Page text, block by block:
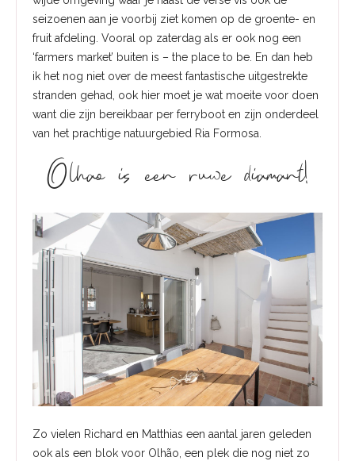
seizoenen aan je voorbij ziet komen op de groente- en
fruit afdeling. Vooral op zaterdag als er ook nog een
‘farmers market’ buiten is – the place to be. En dan heb
ik het nog niet over de meest fantastische uitgestrekte
stranden gehad, ook hier moet je wat moeite voor doen
want die zijn bereikbaar per ferryboot en zijn onderdeel
van het prachtige natuurgebied Ria Formosa.
Olhao is een ruwe diamant!
Zo vielen Richard en Matthias een aantal jaren geleden
ook als een blok voor Olhão, een plek die nog niet zo